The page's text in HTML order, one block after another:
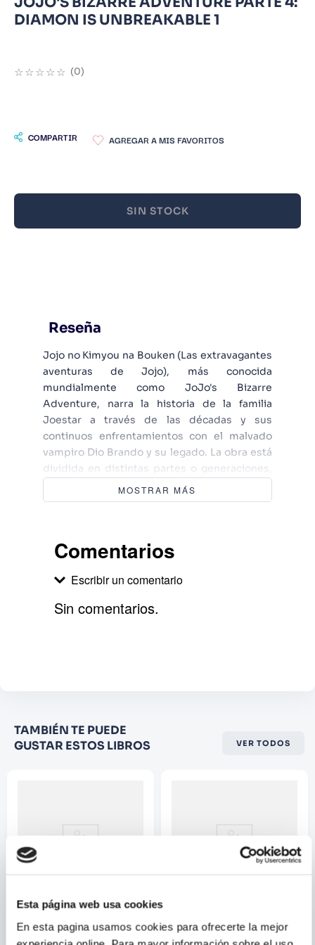
Esta página web usa cookies
En esta pagina usamos cookies para ofrecerte la mejor
DIAMON IS UNBREAKABLE 1
☆☆☆☆☆ (0)
COMPARTIR
SIN STOCK
Reseña
Jojo no Kimyou na Bouken (Las extravagantes
aventuras de Jojo), más conocida
mundialmente como JoJo's Bizarre
Adventure, narra la historia de la familia
Joestar a través de las décadas y sus
continuos enfrentamientos con el malvado
vampiro Dio Brando y su legado. La obra está
dividida en distintas partes o generaciones,
totalmente autoconclusivas e
independientes entre sí; aunque conectadas
lugar distintos, y hasta gozan de su propia
De este modo, cada una de las "series dentro
a su vez complementarse con las otras, ya
MOSTRAR MÁS
Comentarios
Escribir un comentario
Califique el producto de 1 a 5
estrellas
Correo electrónico
Sin comentarios.
TAMBIÉN TE PUEDE
GUSTAR ESTOS LIBROS
VER TODOS
SUN TAKEDA AKA AKASAKA
9. Warhammer